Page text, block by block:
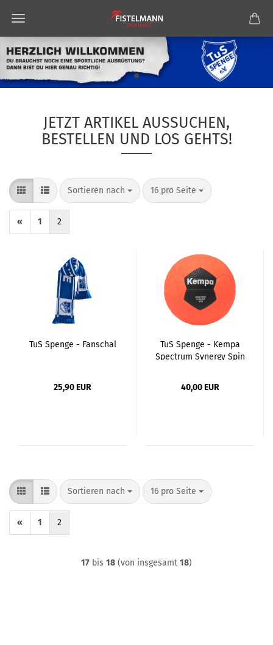
JETZT ARTIKEL AUSSUCHEN,
BESTELLEN UND LOS GEHTS!
Sortieren nach
Sortieren nach 16 pro Seite
pro Seite
« 1 2
TuS Spenge - Fanschal
25,90 EUR
TuS Spenge - Kempa
Spectrum Synergy Spin
40,00 EUR
Sortieren nach
Sortieren nach 16 pro Seite
pro Seite
« 1 2
17 bis 18 (von insgesamt 18)